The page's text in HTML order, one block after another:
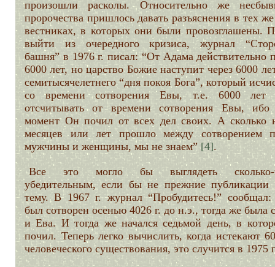
произошли расколы. Относительно же
пророчества пришлось давать разъяснения в тех
вестниках, в которых они были провозглашены.
выйти из очередного кризиса, журнал
башня” в 1976 г. писал: “От Адама действительно
6000 лет, но царство Божие наступит через 6000
семитысячелетнего “дня покоя Бога”, который
со времени сотворения Евы, т.е. 6000 лет
отсчитывать от времени сотворения Евы,
момент Он почил от всех дел своих. А сколько
месяцев или лет прошло между сотворением
мужчины и женщины, мы не знаем”[4].
Все это могло бы выглядеть сколько-
убедительным, если бы не прежние публикации
тему. В 1967 г. журнал “Пробудитесь!”
был сотворен осенью 4026 г. до н.э., тогда же была
и Ева. И тогда же начался седьмой день, в
почил. Теперь легко вычислить, когда истекают
человеческого существования, это случится в 1975